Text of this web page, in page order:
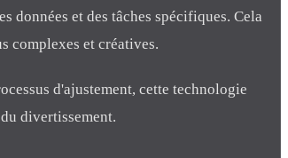
données et des tâches spécifiques. Cela
complexes et créatives.
d'ajustement, cette technologie
divertissement.